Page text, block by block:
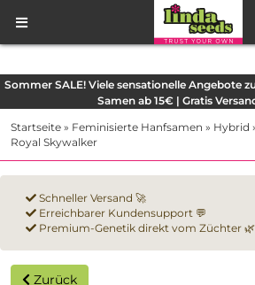
Sommer SALE! Viele sensationelle Angebote
Samen ab 15€ | Gratis
Startseite » Feminisierte Hanfsamen » Hybrid
Royal Skywalker
Schneller Versand 🚀
Erreichbarer Kundensupport 💬
Premium-Genetik direkt vom Züchter 🌿
Zurück